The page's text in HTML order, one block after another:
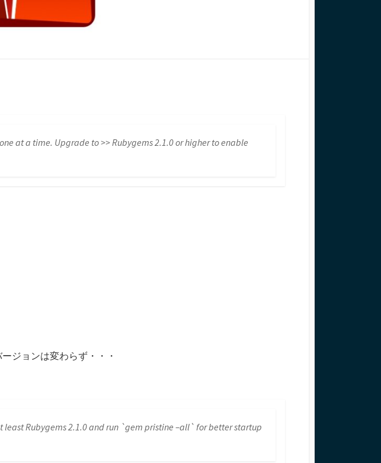
at a time. Upgrade to >> Rubygems 2.1.0 or higher to enable
ジョンは変わらず・・・
least Rubygems 2.1.0 and run `gem pristine –all` for better startup